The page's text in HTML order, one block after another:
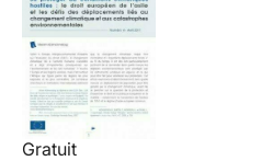
Gratuit